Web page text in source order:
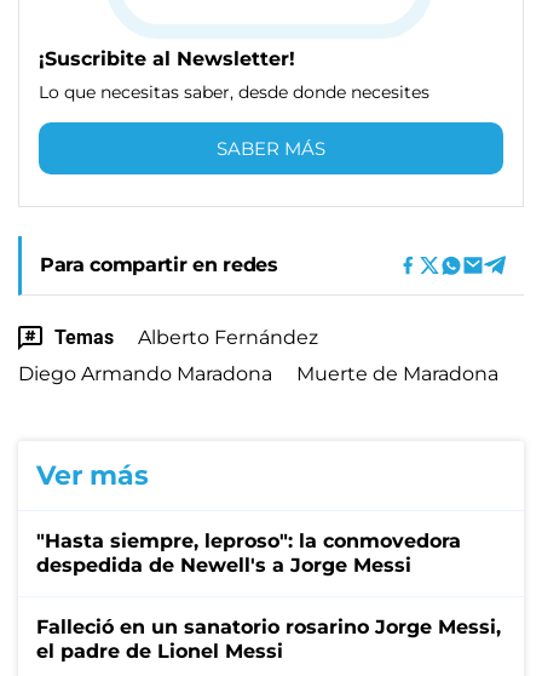
¡Suscribite al Newsletter!
Lo que necesitas saber, desde donde necesites
SABER MÁS
Para compartir en redes
Temas
Alberto Fernández
Diego Armando Maradona
Muerte de Maradona
Ver más
"Hasta siempre, leproso": la conmovedora
despedida de Newell's a Jorge Messi
Falleció en un sanatorio rosarino Jorge Messi,
el padre de Lionel Messi